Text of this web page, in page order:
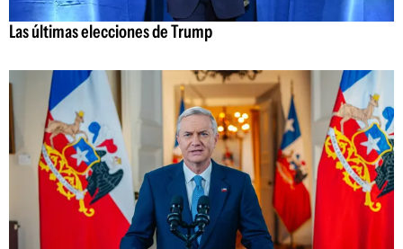
Las últimas elecciones de Trump